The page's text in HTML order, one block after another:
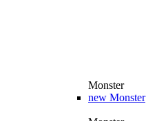
Monster
new Monster